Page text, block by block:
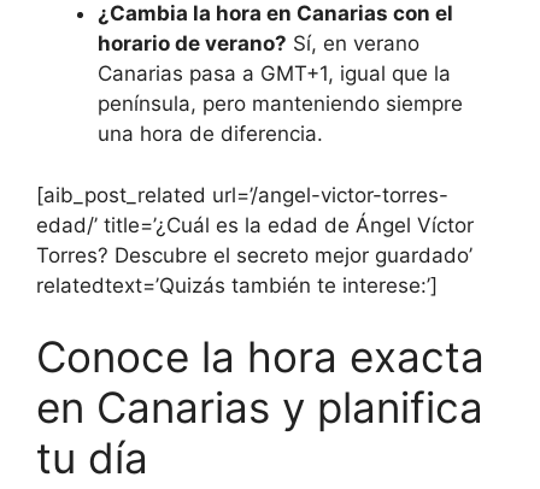
¿Cambia la hora en Canarias con el
horario de verano? Sí, en verano
Canarias pasa a GMT+1, igual que la
península, pero manteniendo siempre
una hora de diferencia.
[aib_post_related url=’/angel-victor-torres-
edad/’ title=’¿Cuál es la edad de Ángel Víctor
Torres? Descubre el secreto mejor guardado’
relatedtext=’Quizás también te interese:’]
Conoce la hora exacta
en Canarias y planifica
tu día